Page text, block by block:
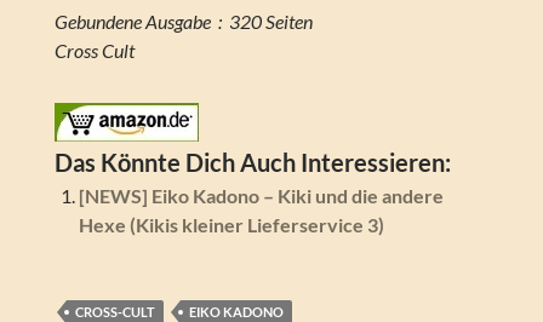
Gebundene Ausgabe ‏ : ‎ 320 Seiten
Cross Cult
Das Könnte Dich Auch Interessieren:
[NEWS] Eiko Kadono – Kiki und die andere
Hexe (Kikis kleiner Lieferservice 3)
CROSS-CULT EIKO KADONO